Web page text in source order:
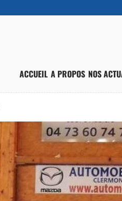
ACCUEIL A PROPOS NOS